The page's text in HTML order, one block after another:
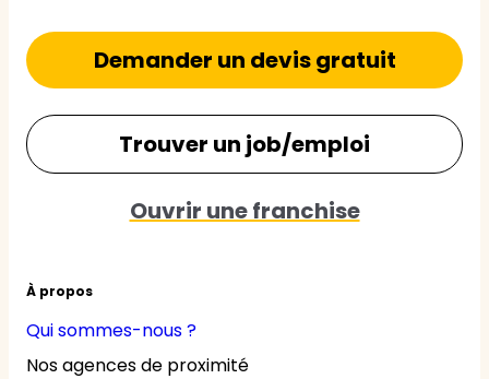
À propos
Qui sommes-nous ?
Nos agences de proximité
Demander un devis gratuit
Trouver un job/emploi
Ouvrir une franchise